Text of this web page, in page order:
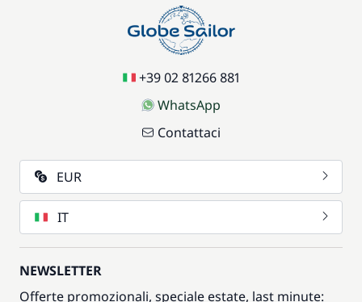
+39 02 81266 881
WhatsApp
Contattaci
EUR
IT
NEWSLETTER
Offerte promozionali, speciale estate, last minute: